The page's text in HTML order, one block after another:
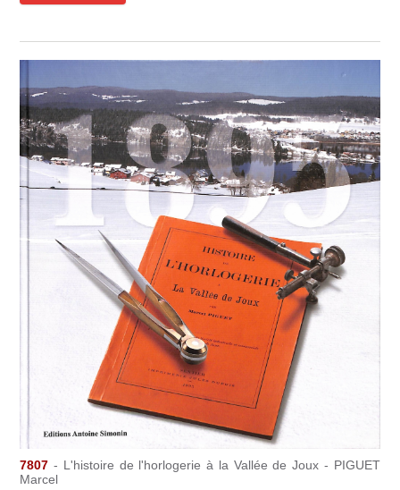
7807 - L'histoire de l'horlogerie à la Vallée de Joux - PIGUET
Marcel